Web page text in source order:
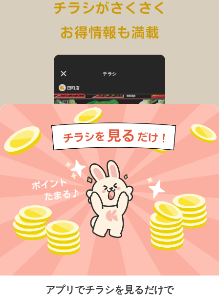
アプリでチラシを見るだけで